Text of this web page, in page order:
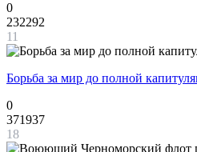
0
232292
11
Борьба за мир до полной
0
371937
18